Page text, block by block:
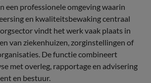
een professionele omgeving waarin
en kwaliteitsbewaking centraal
vindt het werk vaak plaats in
van ziekenhuizen, zorginstellingen of
De functie combineert
met overleg, rapportage en advisering
en bestuur.